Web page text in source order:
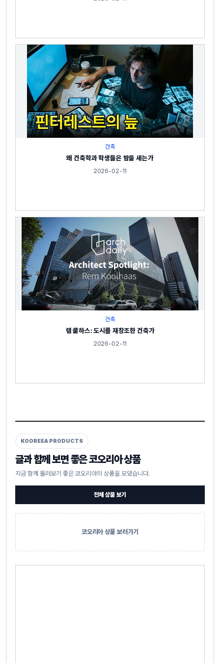
건축
왜 건축학과 학생들은 밤을 새는가
2026-02-11
건축
렘 쿨하스: 도시를 재창조한 건축가
2026-02-11
KOOREEA PRODUCTS
글과 함께 보면 좋은 코오리아 상품
지금 함께 둘러보기 좋은 코오리아의 상품을 모았습니다.
전체 상품 보기
코오리아 상품 보러가기